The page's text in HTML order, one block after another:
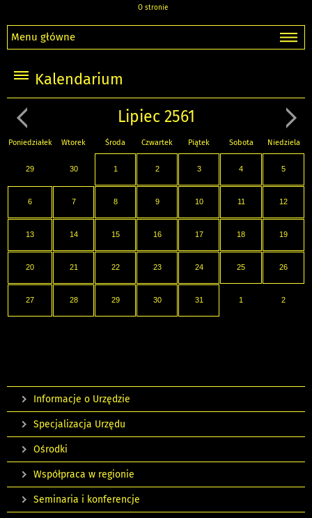
O stronie
Menu główne
Kalendarium
Lipiec 2561
Poniedziałek Wtorek Środa Czwartek Piątek Sobota Niedziela
29 30 1 2 3 4 5
6 7 8 9 10 11 12
13 14 15 16 17 18 19
20 21 22 23 24 25 26
27 28 29 30 31 1 2
Informacje o Urzędzie
Specjalizacja Urzędu
Ośrodki
Współpraca w regionie
Seminaria i konferencje